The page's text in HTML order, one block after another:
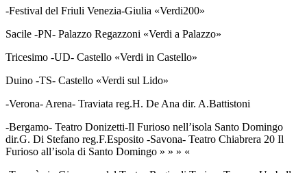
-Festival del Friuli Venezia-Giulia «Verdi200»
Sacile -PN- Palazzo Regazzoni «Verdi a Palazzo»
Tricesimo -UD- Castello «Verdi in Castello»
Duino -TS- Castello «Verdi sul Lido»
-Verona- Arena- Traviata reg.H. De Ana dir. A.Battistoni
-Bergamo- Teatro Donizetti-Il Furioso nell’isola Santo Domingo
dir.G. Di Stefano reg.F.Esposito -Savona- Teatro Chiabrera 20 Il
Furioso all’isola di Santo Domingo » » » «